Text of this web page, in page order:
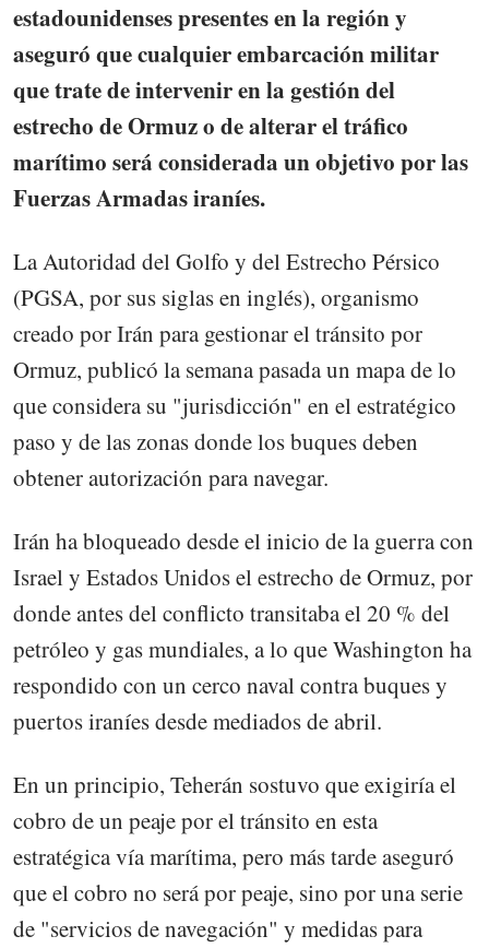
estadounidenses presentes en la región y
aseguró que cualquier embarcación militar
que trate de intervenir en la gestión del
estrecho de Ormuz o de alterar el tráfico
marítimo será considerada un objetivo por las
Fuerzas Armadas iraníes.
La Autoridad del Golfo y del Estrecho Pérsico
(PGSA, por sus siglas en inglés), organismo
creado por Irán para gestionar el tránsito por
Ormuz, publicó la semana pasada un mapa de lo
que considera su "jurisdicción" en el estratégico
paso y de las zonas donde los buques deben
obtener autorización para navegar.
Irán ha bloqueado desde el inicio de la guerra con
Israel y Estados Unidos el estrecho de Ormuz, por
donde antes del conflicto transitaba el 20 % del
petróleo y gas mundiales, a lo que Washington ha
respondido con un cerco naval contra buques y
puertos iraníes desde mediados de abril.
En un principio, Teherán sostuvo que exigiría el
cobro de un peaje por el tránsito en esta
estratégica vía marítima, pero más tarde aseguró
que el cobro no será por peaje, sino por una serie
de "servicios de navegación" y medidas para